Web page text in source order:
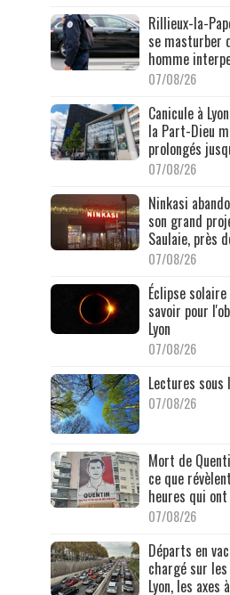
Rillieux-la-
se masturber
homme
07/08/26
Canicule à
la Part-Dieu
prolongés
07/08/26
Ninkasi
son grand
Saulaie, près
07/08/26
Éclipse
savoir pour
Lyon
07/08/26
Lectures sous
07/08/26
Mort de
ce que
heures qui
07/08/26
Départs en
chargé sur
Lyon, les axes